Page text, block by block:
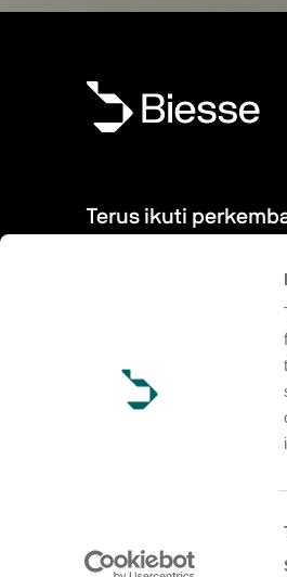
Terus ikuti
dapatkan informasi terbaru
Berlangganan
Copyright Biesse | CF e P.IVA